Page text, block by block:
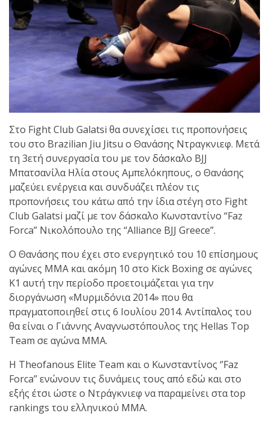
Ιωάννη
Θεοφάνους
με την υποστήριξη της
Sejoy Hellas.
Οι αθλητές
του Fight
Club Galatsi
ολοκλήρωσαν με επιτυχία
τις καλοκαιρινές
εξετάσεις έγχρωμων
ζωνών!
Με μεγάλη
επιτυχία
πραγματοποιήθηκε το
κλειστό σεμινάριο
Brazilian Jiu-Jitsu με τον
Grand Master Reyson
Gracie στο Fight Club
Galatsi!
Ο
Κορυφαίος
Στο Fight Club Galatsi θα συνεχίσει τις προπονήσεις
του στο Brazilian Jiu Jitsu ο Θανάσης Ντραγκνιεφ. Μετά
τη 3ετή συνεργασία του με τον δάσκαλο BJJ
Μπατσανίλα Ηλία στους Αμπελόκηπους, ο Θανάσης
μαζεύει ενέργεια και συνδυάζει πλέον τις
προπονήσεις του κάτω από την ίδια στέγη στο Fight
Club Galatsi μαζί με τον δάσκαλο Κωνσταντίνο “Faz
Forca” Νικολόπουλο της “Alliance BJJ Greece”.
Ο Θανάσης που έχει στο ενεργητικό του 10 επίσημους
αγώνες ΜΜΑ και ακόμη 10 στο Kick Boxing σε αγώνες
Κ1 αυτή την περίοδο προετοιμάζεται για την
διοργάνωση «Μυρμιδόνια 2014» που θα
πραγματοποιηθεί στις 6 Ιουλίου 2014. Αντίπαλος του
θα είναι ο Γιάννης Αναγνωστόπουλος της Hellas Top
Team σε αγώνα ΜΜΑ.
H Theofanous Elite Team και ο Κωνσταντίνος ‘’Faz
Forca’’ ενώνουν τις δυνάμεις τους από εδώ και στο
εξής έτσι ώστε ο Ντράγκνιεφ να παραμείνει στα top
rankings του ελληνικού MMA.